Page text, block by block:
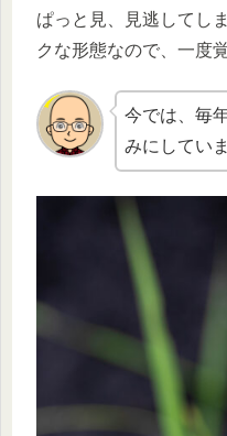
ぱっと見、見逃してし
クな形態なので、一度
今では、毎
みにしてい